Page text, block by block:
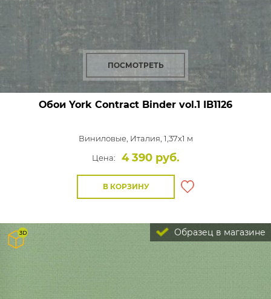
ПОСМОТРЕТЬ
Обои York Contract Binder vol.1 IB1126
Виниловые, Италия, 1,37x1 м
Цена:
4 390 руб.
В КОРЗИНУ
Образец в магазине